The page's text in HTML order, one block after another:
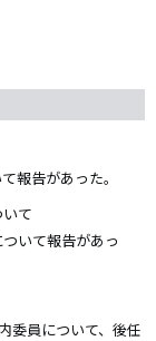
報告があった。
て
いて報告があっ
委員について、後任